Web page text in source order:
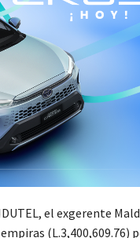
el exgerente
(L.3,400,609.76)